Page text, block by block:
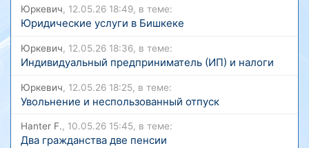
Юркевич, 12.05.26 18:49, в теме:
Юридические услуги в Бишкеке
Юркевич, 12.05.26 18:36, в теме:
Индивидуальный предприниматель (ИП) и налоги
Юркевич, 12.05.26 18:25, в теме:
Увольнение и неспользованный отпуск
Hanter F., 10.05.26 15:45, в теме:
Два гражданства две пенсии